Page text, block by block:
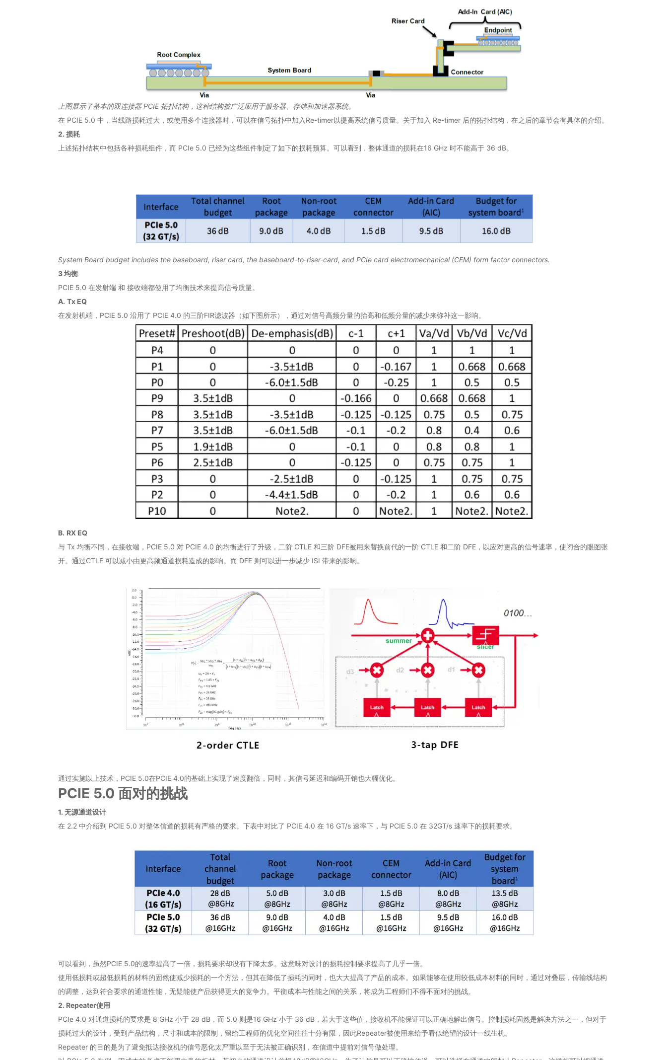
上图展示了基本的双连接器 PCIE 拓扑结构，这种结构被广泛应用于服务器、存储和加速器系统。
在 PCIE 5.0 中，当线路损耗过大，或使用多个连接器时，可以在信号拓扑中加入Re-timer以提高系统信号质量。关于加入 Re-timer 后的拓扑结构，在之后的章节会有具体的介绍。
2. 损耗
上述拓扑结构中包括各种损耗组件，而 PCIe 5.0 已经为这些组件制定了如下的损耗预算。可以看到，整体通道的损耗在16 GHz 时不能高于 36 dB。
System Board budget includes the baseboard, riser card, the baseboard-to-riser-card, and PCIe card electromechanical (CEM) form factor connectors.
3 均衡
PCIE 5.0 在发射端 和 接收端都使用了均衡技术来提高信号质量。
A. Tx EQ
在发射机端，PCIE 5.0 沿用了 PCIE 4.0 的三阶FIR滤波器（如下图所示），通过对信号高频分量的抬高和低频分量的减少来弥补这一影响。
B. RX EQ
与 Tx 均衡不同，在接收端，PCIE 5.0 对 PCIE 4.0 的均衡进行了升级，二阶 CTLE 和三阶 DFE被用来替换前代的一阶 CTLE 和二阶 DFE，以应对更高的信号速率，使闭合的眼图张
开。通过CTLE 可以减小由更高频通道损耗造成的影响。而 DFE 则可以进一步减少 ISI 带来的影响。
通过实施以上技术，PCIE 5.0在PCIE 4.0的基础上实现了速度翻倍，同时，其信号延迟和编码开销也大幅优化。
PCIE 5.0 面对的挑战
1. 无源通道设计
在 2.2 中介绍到 PCIE 5.0 对整体信道的损耗有严格的要求。下表中对比了 PCIE 4.0 在 16 GT/s 速率下，与 PCIE 5.0 在 32GT/s 速率下的损耗要求。
可以看到，虽然PCIE 5.0的速率提高了一倍，损耗要求却没有下降太多。这意味对设计的损耗控制要求提高了几乎一倍。
使用低损耗或超低损耗的材料的固然使减少损耗的一个方法，但其在降低了损耗的同时，也大大提高了产品的成本。如果能够在使用较低成本材料的同时，通过对叠层，传输线结构
的调整，达到符合要求的通道性能，无疑能使产品获得更大的竞争力。平衡成本与性能之间的关系，将成为工程师们不得不面对的挑战。
2. Repeater使用
PCIe 4.0 对通道损耗的要求是 8 GHz 小于 28 dB，而 5.0 则是16 GHz 小于 36 dB，若大于这些值，接收机不能保证可以正确地解出信号。控制损耗固然是解决方法之一，但对于
损耗过大的设计，受到产品结构，尺寸和成本的限制，留给工程师的优化空间往往十分有限，因此Repeater被使用来给予看似绝望的设计一线生机。
Repeater 的目的是为了避免抵达接收机的信号恶化太严重以至于无法被正确识别，在信道中提前对信号做处理。